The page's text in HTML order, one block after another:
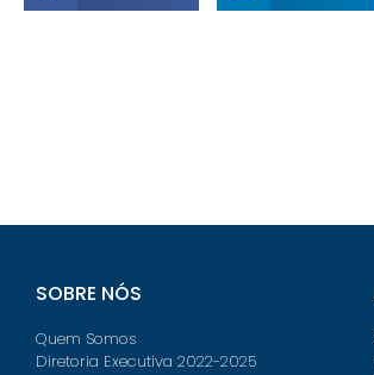
SOBRE NÓS
Quem Somos
Diretoria Executiva 2022-2025